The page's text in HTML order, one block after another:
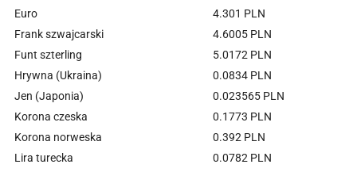
Euro
4.301 PLN
Frank szwajcarski
4.6005 PLN
Funt szterling
5.0172 PLN
Hrywna (Ukraina)
0.0834 PLN
Jen (Japonia)
0.023565 PLN
Korona czeska
0.1773 PLN
Korona norweska
0.392 PLN
Lira turecka
0.0782 PLN